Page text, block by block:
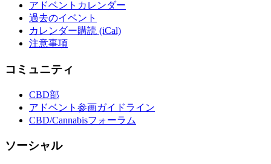
アドベントカレンダー
過去のイベント
カレンダー購読 (iCal)
注意事項
コミュニティ
CBD部
アドベント参画ガイドライン
CBD/Cannabisフォーラム
ソーシャル